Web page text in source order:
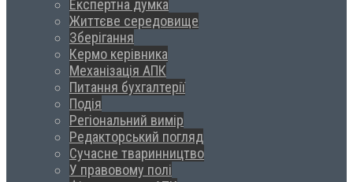
Експертна думка
Життєве середовище
Зберігання
Кермо керівника
Механізація АПК
Питання бухгалтерії
Подія
Регіональний вимір
Редакторський погляд
Сучасне тваринництво
У правовому полі